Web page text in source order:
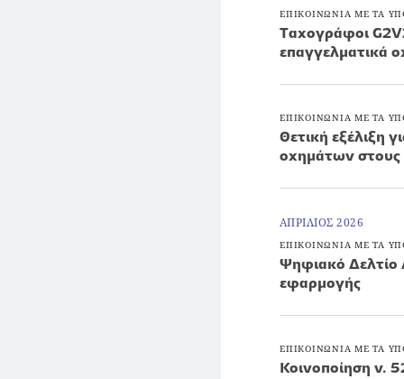
ΕΠΙΚΟΙΝΩΝΙΑ ΜΕ ΤΑ
Ταχογράφοι
επαγγελματικά
ΕΠΙΚΟΙΝΩΝΙΑ ΜΕ ΤΑ
Θετική εξέλιξη
οχημάτων στους
ΑΠΡΙΛΙΟΣ 2026
ΕΠΙΚΟΙΝΩΝΙΑ ΜΕ ΤΑ
Ψηφιακό Δελτίο
εφαρμογής
ΕΠΙΚΟΙΝΩΝΙΑ ΜΕ ΤΑ
Κοινοποίηση ν.